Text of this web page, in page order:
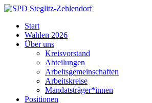
Skip
content
Steglitz-
Zehlendorf
Start
Wahlen 2026
Über uns
Kreisvorstand
Abteilungen
Arbeitsgemeinschaften
Arbeitskreise
Mandatsträger*innen
Positionen